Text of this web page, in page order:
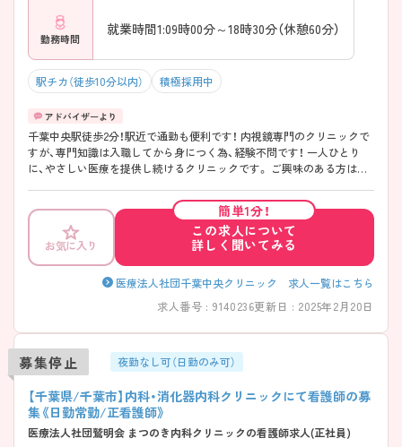
勤務時間
就業時間1:09時00分～18時30分（休憩60分）
駅チカ（徒歩10分以内） 積極採用中
千葉中央駅徒歩2分！駅近で通勤も便利です！ 内視鏡専門のクリニックで
すが、専門知識は入職してから身につく為、経験不問です！ 一人ひとり
に、やさしい医療を提供し続けるクリニックです。 ご興味のある方はマ
お気に入り
簡単1分！
この求人について
詳しく聞いてみる
医療法人社団千葉中央クリニック 求人一覧はこちら
求人番号 : 9140236更新日 : 2025年2月20日
募集停止 夜勤なし可（日勤のみ可）
【千葉県/千葉市】内科・消化器内科クリニックにて看護師の募
集《日勤常勤/正看護師》
医療法人社団鷲明会 まつのき内科クリニックの看護師求人(正社員)